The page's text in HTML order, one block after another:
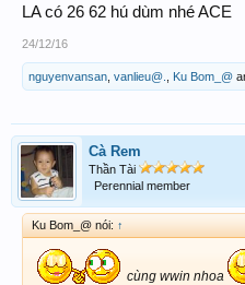
LA có 26 62 hú dùm nhé ACE
24/12/16
nguyenvansan vanlieu@. Ku Bom_@
Cà Rem
Thần Tài
Perennial member
Ku Bom_@ nói: ↑
cùng wwin nhoa